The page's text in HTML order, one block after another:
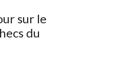
sur le
du